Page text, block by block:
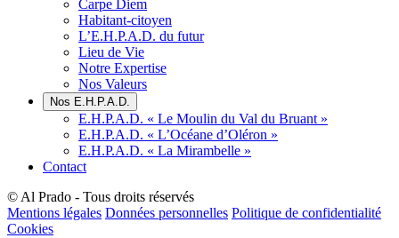
Carpe Diem
Habitant-citoyen
L’E.H.P.A.D. du futur
Lieu de Vie
Notre Expertise
Nos Valeurs
Nos E.H.P.A.D.
E.H.P.A.D. « Le Moulin du Val du Bruant »
E.H.P.A.D. « L’Océane d’Oléron »
E.H.P.A.D. « La Mirambelle »
Contact
© Al Prado - Tous droits réservés
Mentions légales Données personnelles Politique de confidentialité
Cookies